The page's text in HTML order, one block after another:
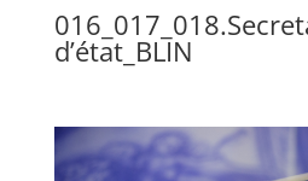
d’état_BLIN